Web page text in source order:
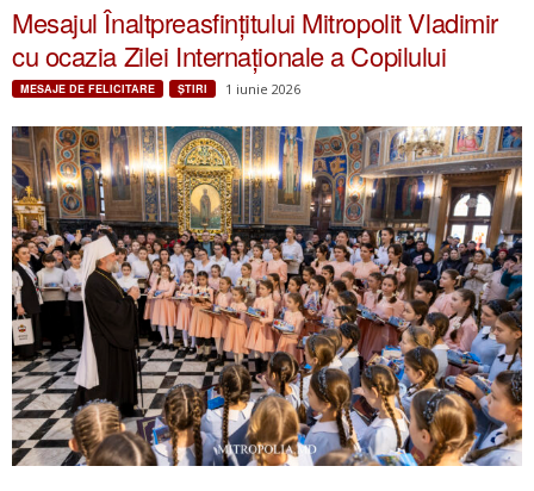
Mesajul Înaltpreasfințitului Mitropolit Vladimir
cu ocazia Zilei Internaționale a Copilului
MESAJE DE FELICITARE ŞTIRI 1 iunie 2026